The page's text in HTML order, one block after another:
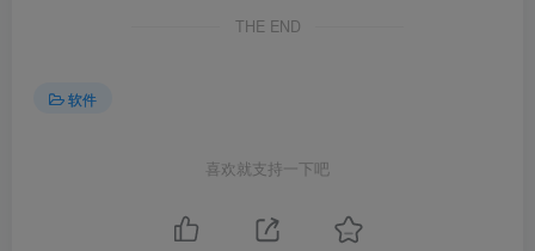
THE END
软件
喜欢就支持一下吧